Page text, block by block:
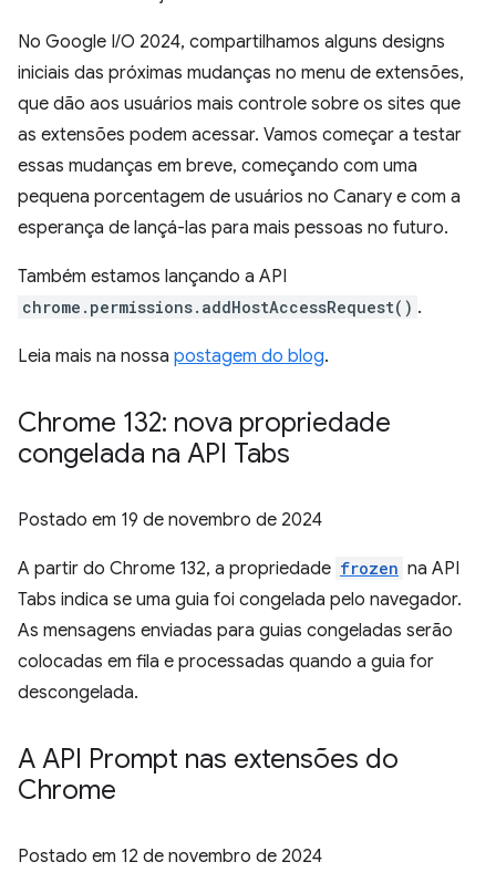
No Google I/O 2024, compartilhamos alguns designs
iniciais das próximas mudanças no menu de extensões,
que dão aos usuários mais controle sobre os sites que
as extensões podem acessar. Vamos começar a testar
essas mudanças em breve, começando com uma
pequena porcentagem de usuários no Canary e com a
esperança de lançá-las para mais pessoas no futuro.
Também estamos lançando a API
chrome.permissions.addHostAccessRequest() .
Leia mais na nossa postagem do blog.
Chrome 132: nova propriedade
congelada na API Tabs
Postado em 19 de novembro de 2024
A partir do Chrome 132, a propriedade frozen na API
Tabs indica se uma guia foi congelada pelo navegador.
As mensagens enviadas para guias congeladas serão
colocadas em fila e processadas quando a guia for
descongelada.
A API Prompt nas extensões do
Chrome
Postado em 12 de novembro de 2024